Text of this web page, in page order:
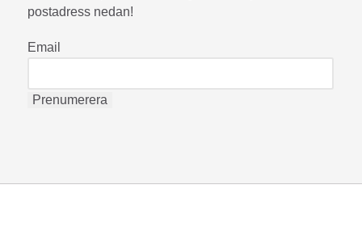
postadress nedan!
Email